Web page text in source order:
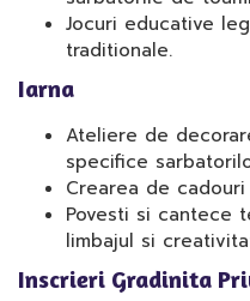
Jocuri educative
traditionale.
Iarna
Ateliere de
specifice
Crearea de
Povesti si cantece
limbajul si
Inscrieri Gradinita